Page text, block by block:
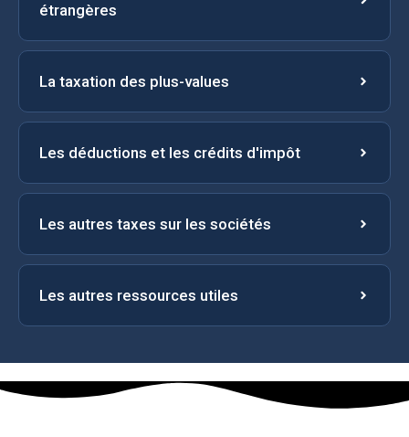
étrangères
La taxation des plus-values
Les déductions et les crédits d'impôt
Les autres taxes sur les sociétés
Les autres ressources utiles